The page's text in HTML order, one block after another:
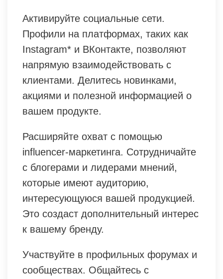
Активируйте социальные сети.
Профили на платформах, таких как
Instagram* и ВКонтакте, позволяют
напрямую взаимодействовать с
клиентами. Делитесь новинками,
акциями и полезной информацией о
вашем продукте.
Расширяйте охват с помощью
influencer-маркетинга. Сотрудничайте
с блогерами и лидерами мнений,
которые имеют аудиторию,
интересующуюся вашей продукцией.
Это создаст дополнительный интерес
к вашему бренду.
Участвуйте в профильных форумах и
сообществах. Общайтесь с